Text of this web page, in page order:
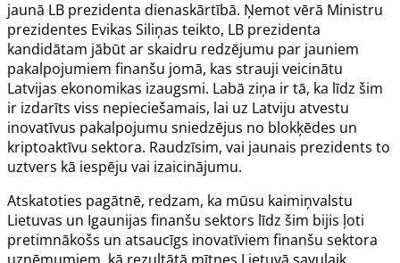
jaunā LB prezidenta dienaskārtībā. Ņemot vērā Ministru
prezidentes Evikas Siliņas teikto, LB prezidenta
kandidātam jābūt ar skaidru redzējumu par jauniem
pakalpojumiem finanšu jomā, kas strauji veicinātu
Latvijas ekonomikas izaugsmi. Labā ziņa ir tā, ka līdz šim
ir izdarīts viss nepieciešamais, lai uz Latviju atvestu
inovatīvus pakalpojumu sniedzējus no blokķēdes un
kriptoaktīvu sektora. Raudzīsim, vai jaunais prezidents to
uztvers kā iespēju vai izaicinājumu.
Atskatoties pagātnē, redzam, ka mūsu kaimiņvalstu
Lietuvas un Igaunijas finanšu sektors līdz šim bijis ļoti
pretimnākošs un atsaucīgs inovatīviem finanšu sektora